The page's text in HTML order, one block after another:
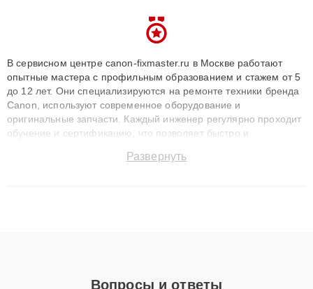
В сервисном центре canon-fixmaster.ru в Москве работают
опытные мастера с профильным образованием и стажем от 5
до 12 лет. Они специализируются на ремонте техники бренда
Canon, используют современное оборудование и
оригинальные запчасти. Каждый инженер регулярно проходит
обучение и сертификацию, что позволяет быстро и
сохранением гарантии до 3 лет. Наши мастера решают
Развернуть
Вопросы и ответы